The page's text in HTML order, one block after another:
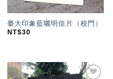
臺大印象藍曬明信片（校門）
NT$30